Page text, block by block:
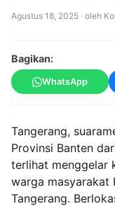
Agustus 18, 2025 · oleh
Bagikan:
WhatsApp
Tangerang,
Provinsi Banten
terlihat menggelar
warga masyarakat
Tangerang.